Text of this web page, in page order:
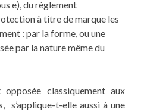
e), du règlement
à titre de marque les
: par la forme, ou une
par la nature même du
classiquement aux
s’applique-t-elle aussi à une